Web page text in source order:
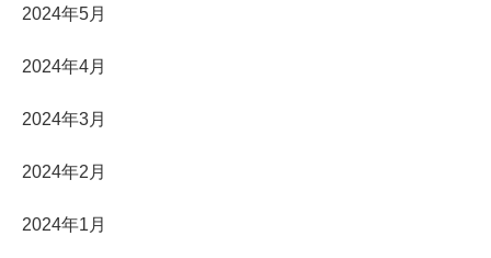
2024年5月
2024年4月
2024年3月
2024年2月
2024年1月